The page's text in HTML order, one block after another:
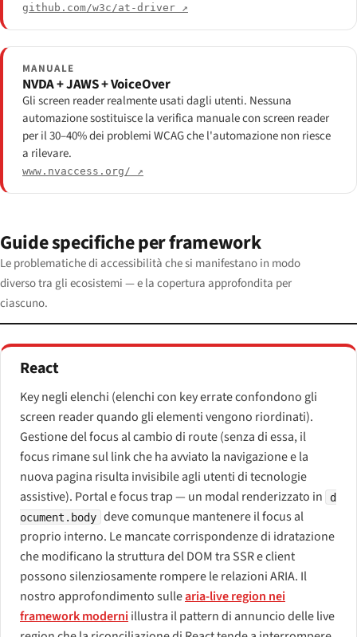
github.com/w3c/at-driver ↗
MANUALE
NVDA + JAWS + VoiceOver
Gli screen reader realmente usati dagli utenti. Nessuna
automazione sostituisce la verifica manuale con screen reader
per il 30–40% dei problemi WCAG che l'automazione non riesce
a rilevare.
www.nvaccess.org/ ↗
Guide specifiche per framework
Le problematiche di accessibilità che si manifestano in modo
diverso tra gli ecosistemi — e la copertura approfondita per
ciascuno.
React
Key negli elenchi (elenchi con key errate confondono gli
screen reader quando gli elementi vengono riordinati).
Gestione del focus al cambio di route (senza di essa, il
focus rimane sul link che ha avviato la navigazione e la
nuova pagina risulta invisibile agli utenti di tecnologie
assistive). Portal e focus trap — un modal renderizzato in
d
ocument.body deve comunque mantenere il focus al
proprio interno. Le mancate corrispondenze di idratazione
che modificano la struttura del DOM tra SSR e client
possono silenziosamente rompere le relazioni ARIA. Il
nostro approfondimento sullearia-live region nei
framework moderniillustra il pattern di annuncio delle live